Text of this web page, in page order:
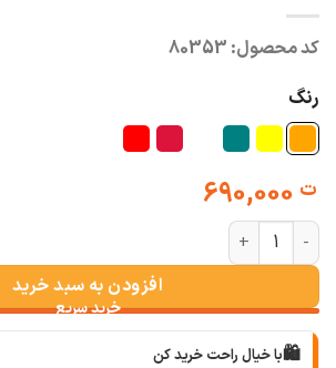
کد محصول:80353
رنگ
ت690,000
مانتو کتی لینن کوک دوزی خاتون عدد
افزودن به سبد خرید
🛍️با خیال راحت خرید کن